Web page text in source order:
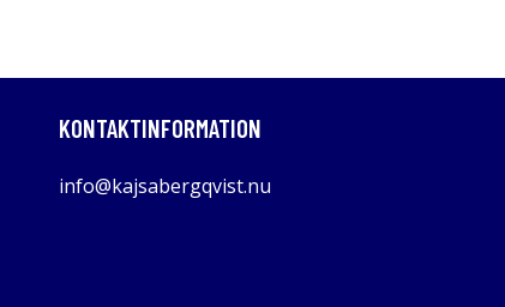
KONTAKTINFORMATION
info@kajsabergqvist.nu